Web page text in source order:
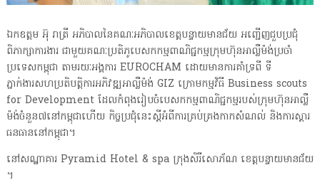
ឯកឧត្តម អ៊ុ រាត្រី អភិបាលនៃគណៈអភិបាលខេត្តបន្ទាយមានជ័យ អញ្ជើញជួបប្រជុំ
ពិភាក្សាការងារ ជាមួយគណៈប្រតិភូបេសកកម្មពាណិជ្ជកម្មក្រុមហ៊ុនអាល្លឺម៉ង់ប្រចាំ
ប្រទេសកម្ពុជា តាមរយៈអង្គការ EUROCHAM ដោយមានការគាំទ្រពី ទី
ភ្នាក់ងារសហប្រតិបត្តិការអភិវឌ្ឍអាល្លឺម៉ង់ GIZ ក្រោមកម្មវិធី Business scouts
for Development ដែលកំពុងរៀបចំបេសកកម្មពាណិជ្ជកម្មរបស់ក្រុមហ៊ុនអាល្លឺ
ម៉ង់ចំនួន៧នៅកម្ពុជាហើយ កិច្ចប្រជុំនេះស្តីអំពីការគ្រប់គ្រងកាកសំណល់ និងការស្ដារ
ធនធាននៅកម្ពុជា។
នៅសណ្ឋាគារ Pyramid Hotel & spa ក្រុងសិរីសោភ័ណ ខេត្តបន្ទាយមានជ័យ
។